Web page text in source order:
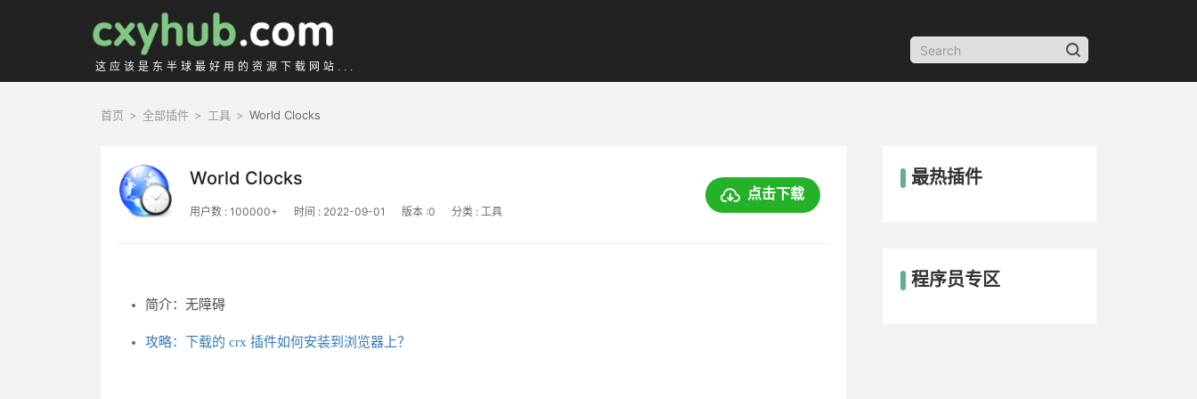
这应该是东半球最好用的资源下载网站...
首页 > 全部插件 > 工具 > World Clocks
World Clocks
用户数 : 100000+ 时间 : 2022-09-01 版本 :0 分类 : 工具
点击下载
简介：无障碍
攻略：下载的 crx 插件如何安装到浏览器上？
最热插件
程序员专区